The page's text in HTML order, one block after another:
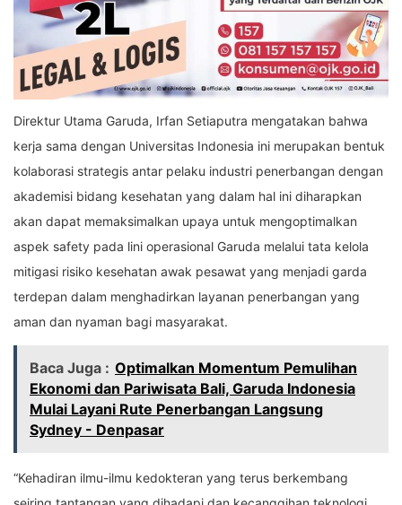
Direktur Utama Garuda, Irfan Setiaputra mengatakan bahwa
kerja sama dengan Universitas Indonesia ini merupakan bentuk
kolaborasi strategis antar pelaku industri penerbangan dengan
akademisi bidang kesehatan yang dalam hal ini diharapkan
akan dapat memaksimalkan upaya untuk mengoptimalkan
aspek safety pada lini operasional Garuda melalui tata kelola
mitigasi risiko kesehatan awak pesawat yang menjadi garda
terdepan dalam menghadirkan layanan penerbangan yang
aman dan nyaman bagi masyarakat.
Baca Juga : Optimalkan Momentum Pemulihan
Ekonomi dan Pariwisata Bali, Garuda Indonesia
Mulai Layani Rute Penerbangan Langsung
Sydney - Denpasar
“Kehadiran ilmu-ilmu kedokteran yang terus berkembang